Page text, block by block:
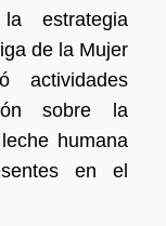
estrategia
de la Mujer
actividades
sobre la
humana
en el